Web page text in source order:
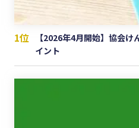
1位
【2026年4月開始】協会
イント